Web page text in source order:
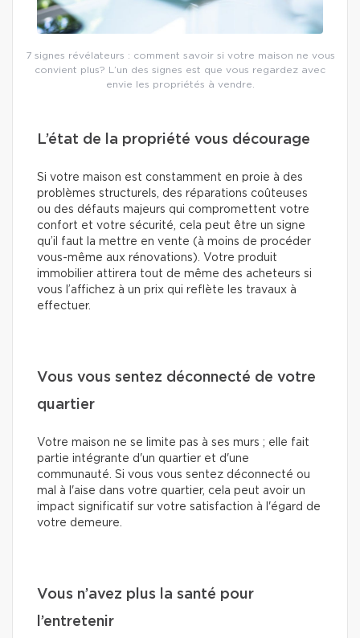
7 signes révélateurs : comment savoir si votre maison ne vous
convient plus? L’un des signes est que vous regardez avec
envie les propriétés à vendre.
L’état de la propriété vous décourage
Si votre maison est constamment en proie à des
problèmes structurels, des réparations coûteuses
ou des défauts majeurs qui compromettent votre
confort et votre sécurité, cela peut être un signe
qu’il faut la mettre en vente (à moins de procéder
vous-même aux rénovations). Votre produit
immobilier attirera tout de même des acheteurs si
vous l’affichez à un prix qui reflète les travaux à
effectuer.
Vous vous sentez déconnecté de votre
quartier
Votre maison ne se limite pas à ses murs ; elle fait
partie intégrante d'un quartier et d'une
communauté. Si vous vous sentez déconnecté ou
mal à l'aise dans votre quartier, cela peut avoir un
impact significatif sur votre satisfaction à l'égard de
votre demeure.
Vous n’avez plus la santé pour
l’entretenir